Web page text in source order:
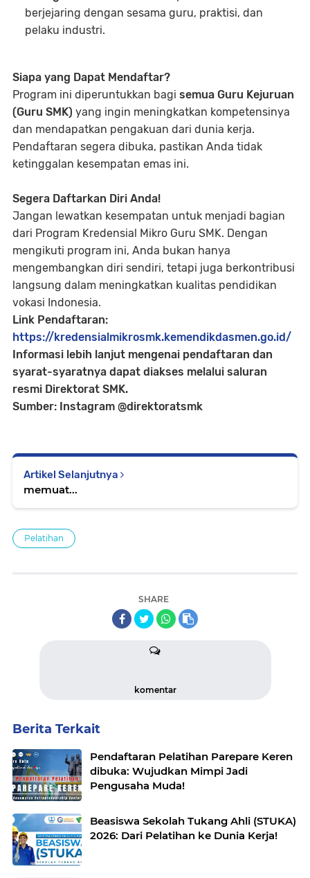
berjejaring dengan sesama guru, praktisi, dan
pelaku industri.
Siapa yang Dapat Mendaftar?
Program ini diperuntukkan bagi semua Guru Kejuruan
(Guru SMK) yang ingin meningkatkan kompetensinya
dan mendapatkan pengakuan dari dunia kerja.
Pendaftaran segera dibuka, pastikan Anda tidak
ketinggalan kesempatan emas ini.
Segera Daftarkan Diri Anda!
Jangan lewatkan kesempatan untuk menjadi bagian
dari Program Kredensial Mikro Guru SMK. Dengan
mengikuti program ini, Anda bukan hanya
mengembangkan diri sendiri, tetapi juga berkontribusi
langsung dalam meningkatkan kualitas pendidikan
vokasi Indonesia.
Link Pendaftaran:
https://kredensialmikrosmk.kemendikdasmen.go.id/
Informasi lebih lanjut mengenai pendaftaran dan
syarat-syaratnya dapat diakses melalui saluran
resmi Direktorat SMK.
Sumber: Instagram @direktoratsmk
Artikel Selanjutnya
memuat...
Pelatihan
SHARE
komentar
Berita Terkait
Pendaftaran Pelatihan Parepare Keren
dibuka: Wujudkan Mimpi Jadi
Pengusaha Muda!
Beasiswa Sekolah Tukang Ahli (STUKA)
2026: Dari Pelatihan ke Dunia Kerja!